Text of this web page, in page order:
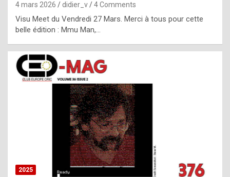
p
l
c
h
i
s
t
o
r
4 mars 2026 didier_v 4 Comments
Visu Meet du Vendredi 27 Mars. Merci à tous pour cette
belle édition : Mmu Man,…
2025